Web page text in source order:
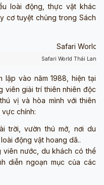
loài động, thực vật khác
cơ tuyệt chủng trong Sách
Safari World Thái Lan
lập vào năm 1988, hiện tại
viên giải trí thiên nhiên độc
vị và hòa mình với thiên
chính:
trời, vườn thú mở, nơi du
động vật hoang dã..
viên nước, du khách có thể
diễn ngoạn mục của các